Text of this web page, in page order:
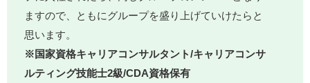
ますので、ともにグループを盛り上げていけたらと
思います。
※国家資格キャリアコンサルタント/キャリアコンサ
ルティング技能士2級/CDA資格保有